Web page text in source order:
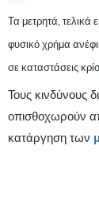
Τα μετρητά, τελικά
φυσικό χρήμα
σε καταστάσεις
Τους κινδύνους
οπισθοχωρούν
κατάργηση των